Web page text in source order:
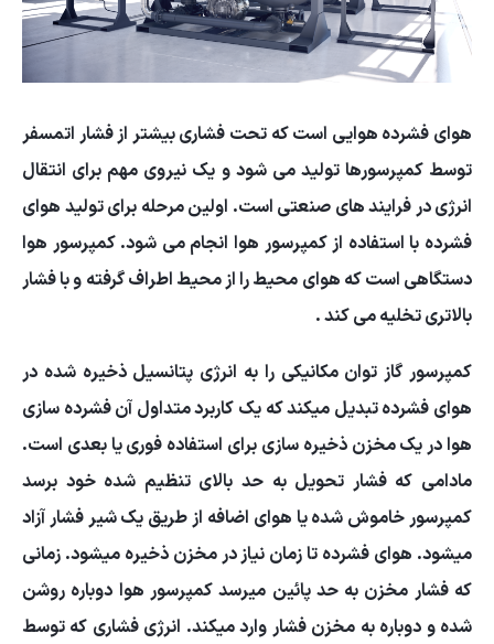
هوای فشرده هوایی است که تحت فشاری بیشتر از فشار اتمسفر
توسط کمپرسورها تولید می شود و یک نیروی مهم برای انتقال
انرژی در فرایند های صنعتی است. اولین مرحله برای تولید هوای
فشرده با استفاده از کمپرسور هوا انجام می شود. کمپرسور هوا
دستگاهی است که هوای محیط را از محیط اطراف گرفته و با فشار
بالاتری تخلیه می کند .
کمپرسور گاز توان مکانیکی را به انرژی پتانسیل ذخیره شده در
هوای فشرده تبدیل میکند که یک کاربرد متداول آن فشرده سازی
هوا در یک مخزن ذخیره سازی برای استفاده فوری یا بعدی است.
مادامی که فشار تحویل به حد بالای تنظیم شده خود برسد
کمپرسور خاموش شده یا هوای اضافه از طریق یک شیر فشار آزاد
میشود. هوای فشرده تا زمان نیاز در مخزن ذخیره میشود. زمانی
که فشار مخزن به حد پائین میرسد کمپرسور هوا دوباره روشن
شده و دوباره به مخزن فشار وارد میکند. انرژی فشاری که توسط